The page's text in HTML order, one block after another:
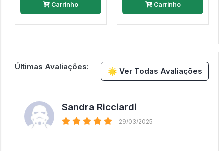
Carrinho Carrinho
🌟 Ver Todas Avaliações
Últimas Avaliações:
Sandra Ricciardi
- 29/03/2025